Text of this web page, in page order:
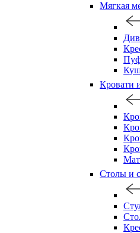
Мягкая
Кровати
Столы и